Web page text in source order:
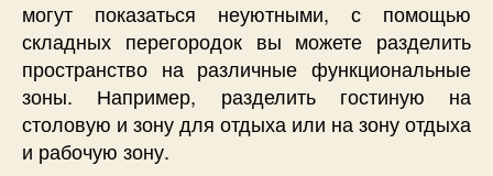
могут показаться неуютными, с помощью
складных перегородок вы можете разделить
пространство на различные функциональные
зоны. Например, разделить гостиную на
столовую и зону для отдыха или на зону отдыха
и рабочую зону.